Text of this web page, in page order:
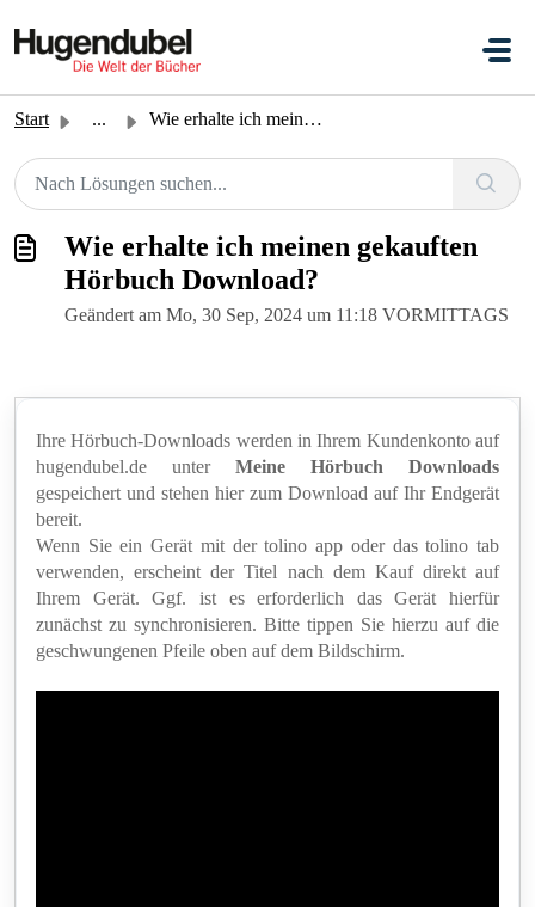
Start ... Wie erhalte ich meinen gekauften Hörbuch Download?
Wie erhalte ich meinen gekauften
Hörbuch Download?
Geändert am Mo, 30 Sep, 2024 um 11:18 VORMITTAGS
Ihre Hörbuch-Downloads werden in Ihrem Kundenkonto auf
hugendubel.de unter Meine Hörbuch Downloads
gespeichert und stehen hier zum Download auf Ihr Endgerät
bereit.
Wenn Sie ein Gerät mit der tolino app oder das tolino tab
verwenden, erscheint der Titel nach dem Kauf direkt auf
Ihrem Gerät. Ggf. ist es erforderlich das Gerät hierfür
zunächst zu synchronisieren. Bitte tippen Sie hierzu auf die
geschwungenen Pfeile oben auf dem Bildschirm.